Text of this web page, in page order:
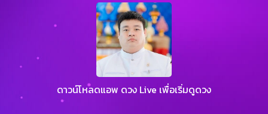
ดาวน์โหลดแอพ ดวง Live เพื่อเริ่มดูดวง